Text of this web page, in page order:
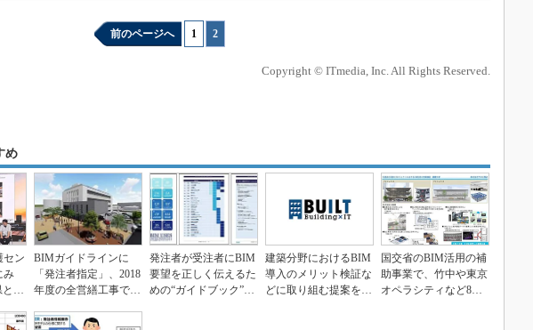
前のページへ 1 2
Copyright © ITmedia, Inc. All Rights Reserved.
め
セン
み
の
BIMガイドラインに
「発注者指定」、2018
年度の全営繕工事で試
発注者が受注者にBIM
要望を正しく伝えるた
めの“ガイドブック”を
建築分野におけるBIM
導入のメリット検証な
どに取り組む提案を7
国交省のBIM活用の補
助事業で、竹中や東京
オペラシティなど8件